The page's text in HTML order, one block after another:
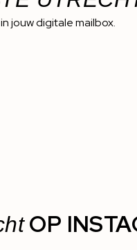
jouw digitale mailbox.
OP